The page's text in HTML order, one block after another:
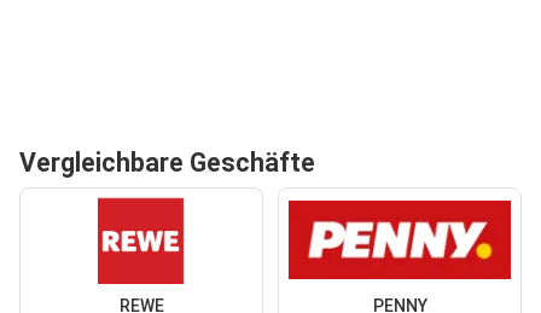
Vergleichbare Geschäfte
REWE PENNY